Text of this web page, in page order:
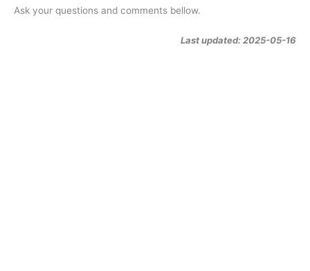
Ask your questions and comments bellow.
Last updated: 2025-05-16